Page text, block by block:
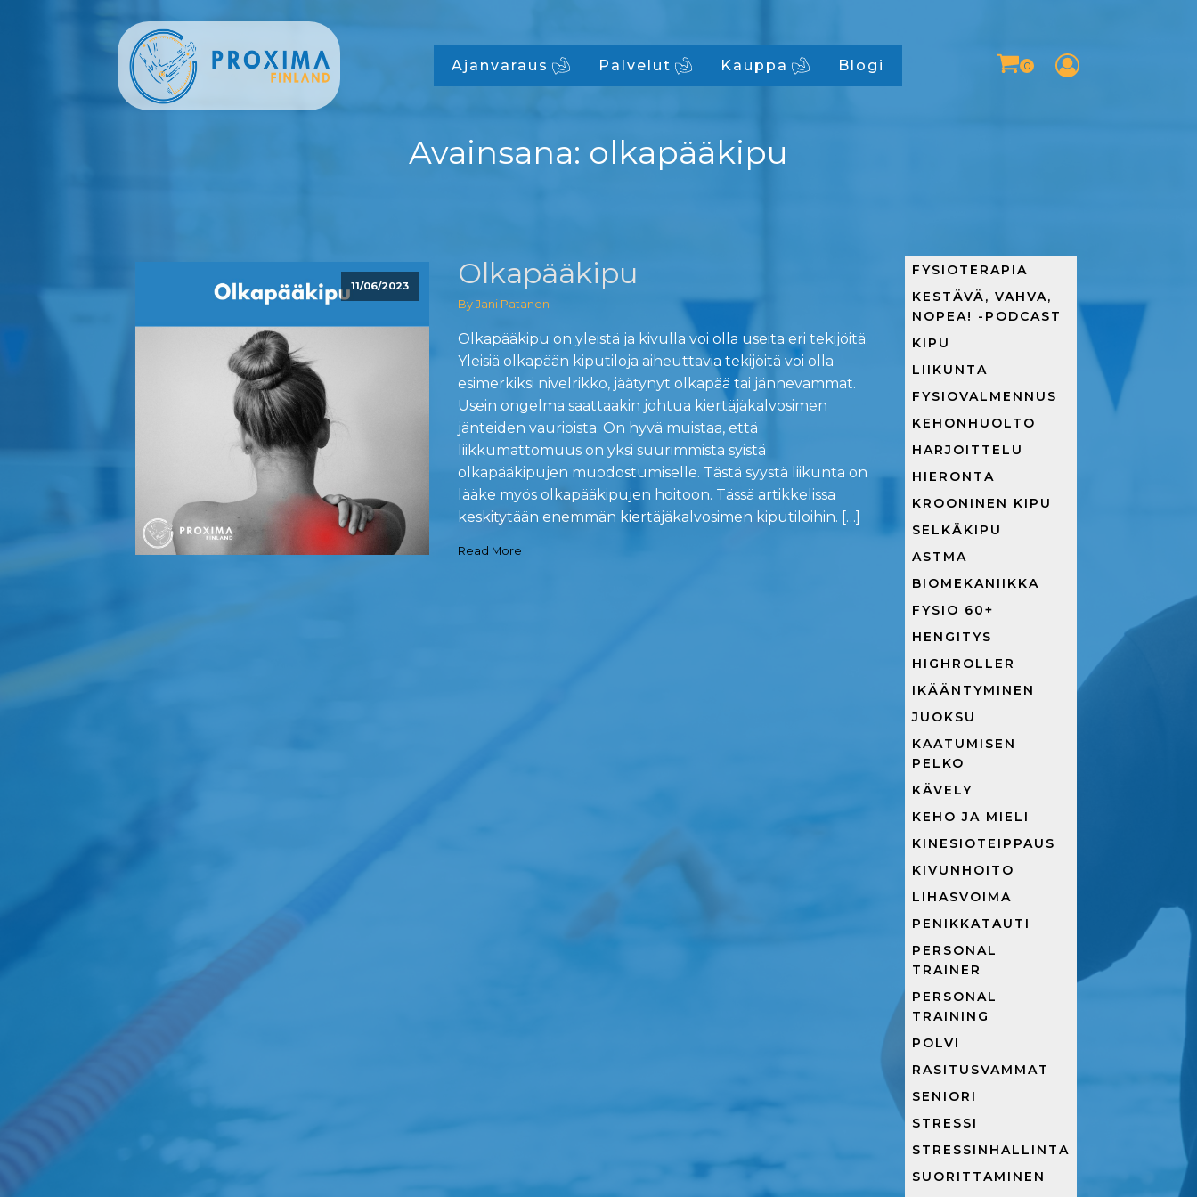
Ajanvaraus Palvelut Kauppa Blogi
Avainsana: olkapääkipu
11/06/2023 Olkapääkipu
By Jani Patanen
Olkapääkipu on yleistä ja kivulla voi olla useita eri tekijöitä.
Yleisiä olkapään kiputiloja aiheuttavia tekijöitä voi olla
esimerkiksi nivelrikko, jäätynyt olkapää tai jännevammat.
Usein ongelma saattaakin johtua kiertäjäkalvosimen
jänteiden vaurioista. On hyvä muistaa, että
liikkumattomuus on yksi suurimmista syistä
olkapääkipujen muodostumiselle. Tästä syystä liikunta on
lääke myös olkapääkipujen hoitoon. Tässä artikkelissa
keskitytään enemmän kiertäjäkalvosimen kiputiloihin. […]
Read More
FYSIOTERAPIA
KESTÄVÄ, VAHVA,
NOPEA! -PODCAST
KIPU
LIIKUNTA
FYSIOVALMENNUS
KEHONHUOLTO
HARJOITTELU
HIERONTA
KROONINEN KIPU
SELKÄKIPU
ASTMA
BIOMEKANIIKKA
FYSIO 60+
HENGITYS
HIGHROLLER
IKÄÄNTYMINEN
JUOKSU
KAATUMISEN
PELKO
KÄVELY
KEHO JA MIELI
KINESIOTEIPPAUS
KIVUNHOITO
LIHASVOIMA
PENIKKATAUTI
PERSONAL
TRAINER
PERSONAL
TRAINING
POLVI
RASITUSVAMMAT
SENIORI
STRESSI
STRESSINHALLINTA
SUORITTAMINEN